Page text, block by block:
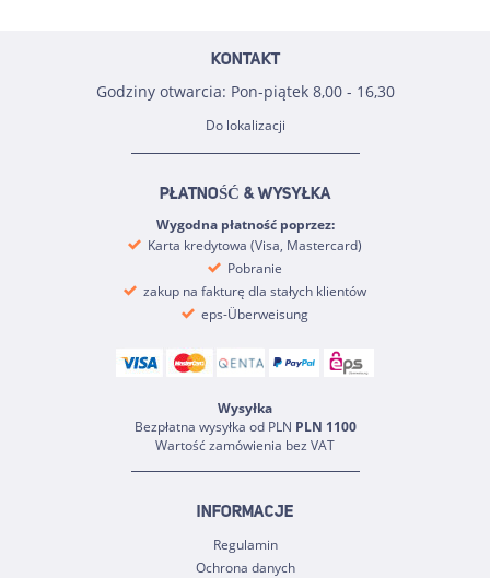
KONTAKT
Godziny otwarcia: Pon-piątek 8,00 - 16,30
Do lokalizacji
PŁATNOŚĆ & WYSYŁKA
Wygodna płatność poprzez:
Karta kredytowa (Visa, Mastercard)
Pobranie
zakup na fakturę dla stałych klientów
eps-Überweisung
Wysyłka
Bezpłatna wysyłka od PLN PLN 1100
Wartość zamówienia bez VAT
INFORMACJE
Regulamin
Ochrona danych